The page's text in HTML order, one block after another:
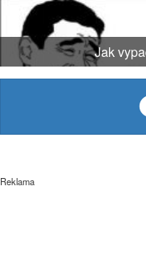
Jak
Reklama